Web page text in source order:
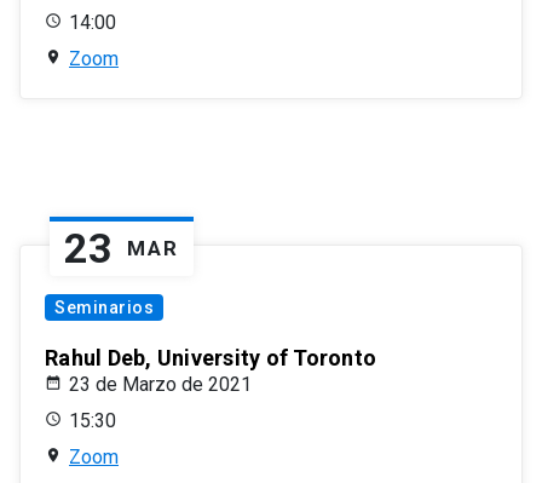
14:00
Zoom
23 MAR
Seminarios
Rahul Deb, University of Toronto
23 de Marzo de 2021
15:30
Zoom